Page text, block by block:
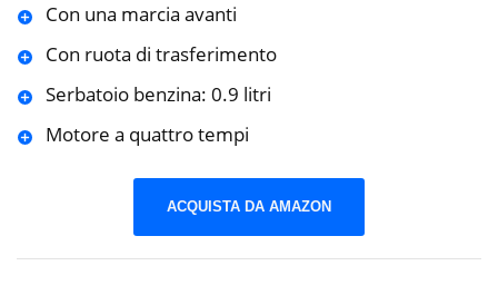
Con una marcia avanti
Con ruota di trasferimento
Serbatoio benzina: 0.9 litri
Motore a quattro tempi
ACQUISTA DA AMAZON